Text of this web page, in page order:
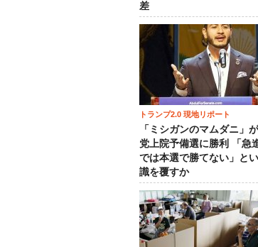
差
トランプ2.0 現地リポート
「ミシガンのマムダニ」
党上院予備選に勝利 「急
では本選で勝てない」と
識を覆すか